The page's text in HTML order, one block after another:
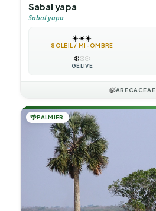
Sabal yapa
Sabal yapa
☀️☀️☀️
SOLEIL / MI-OMBRE
❄️❄️❄️
GÉLIVE
🍃ARECACEAE
🌴PALMIER